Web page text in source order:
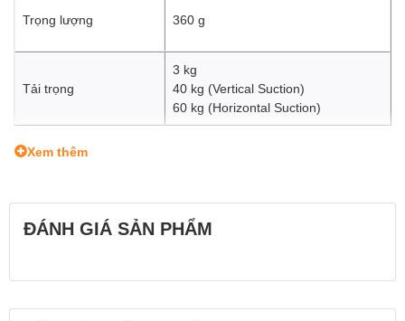
Trọng lượng 360 g
Tải trọng
3 kg
40 kg (Vertical Suction)
60 kg (Horizontal Suction)
Xem thêm
ĐÁNH GIÁ SẢN PHẨM